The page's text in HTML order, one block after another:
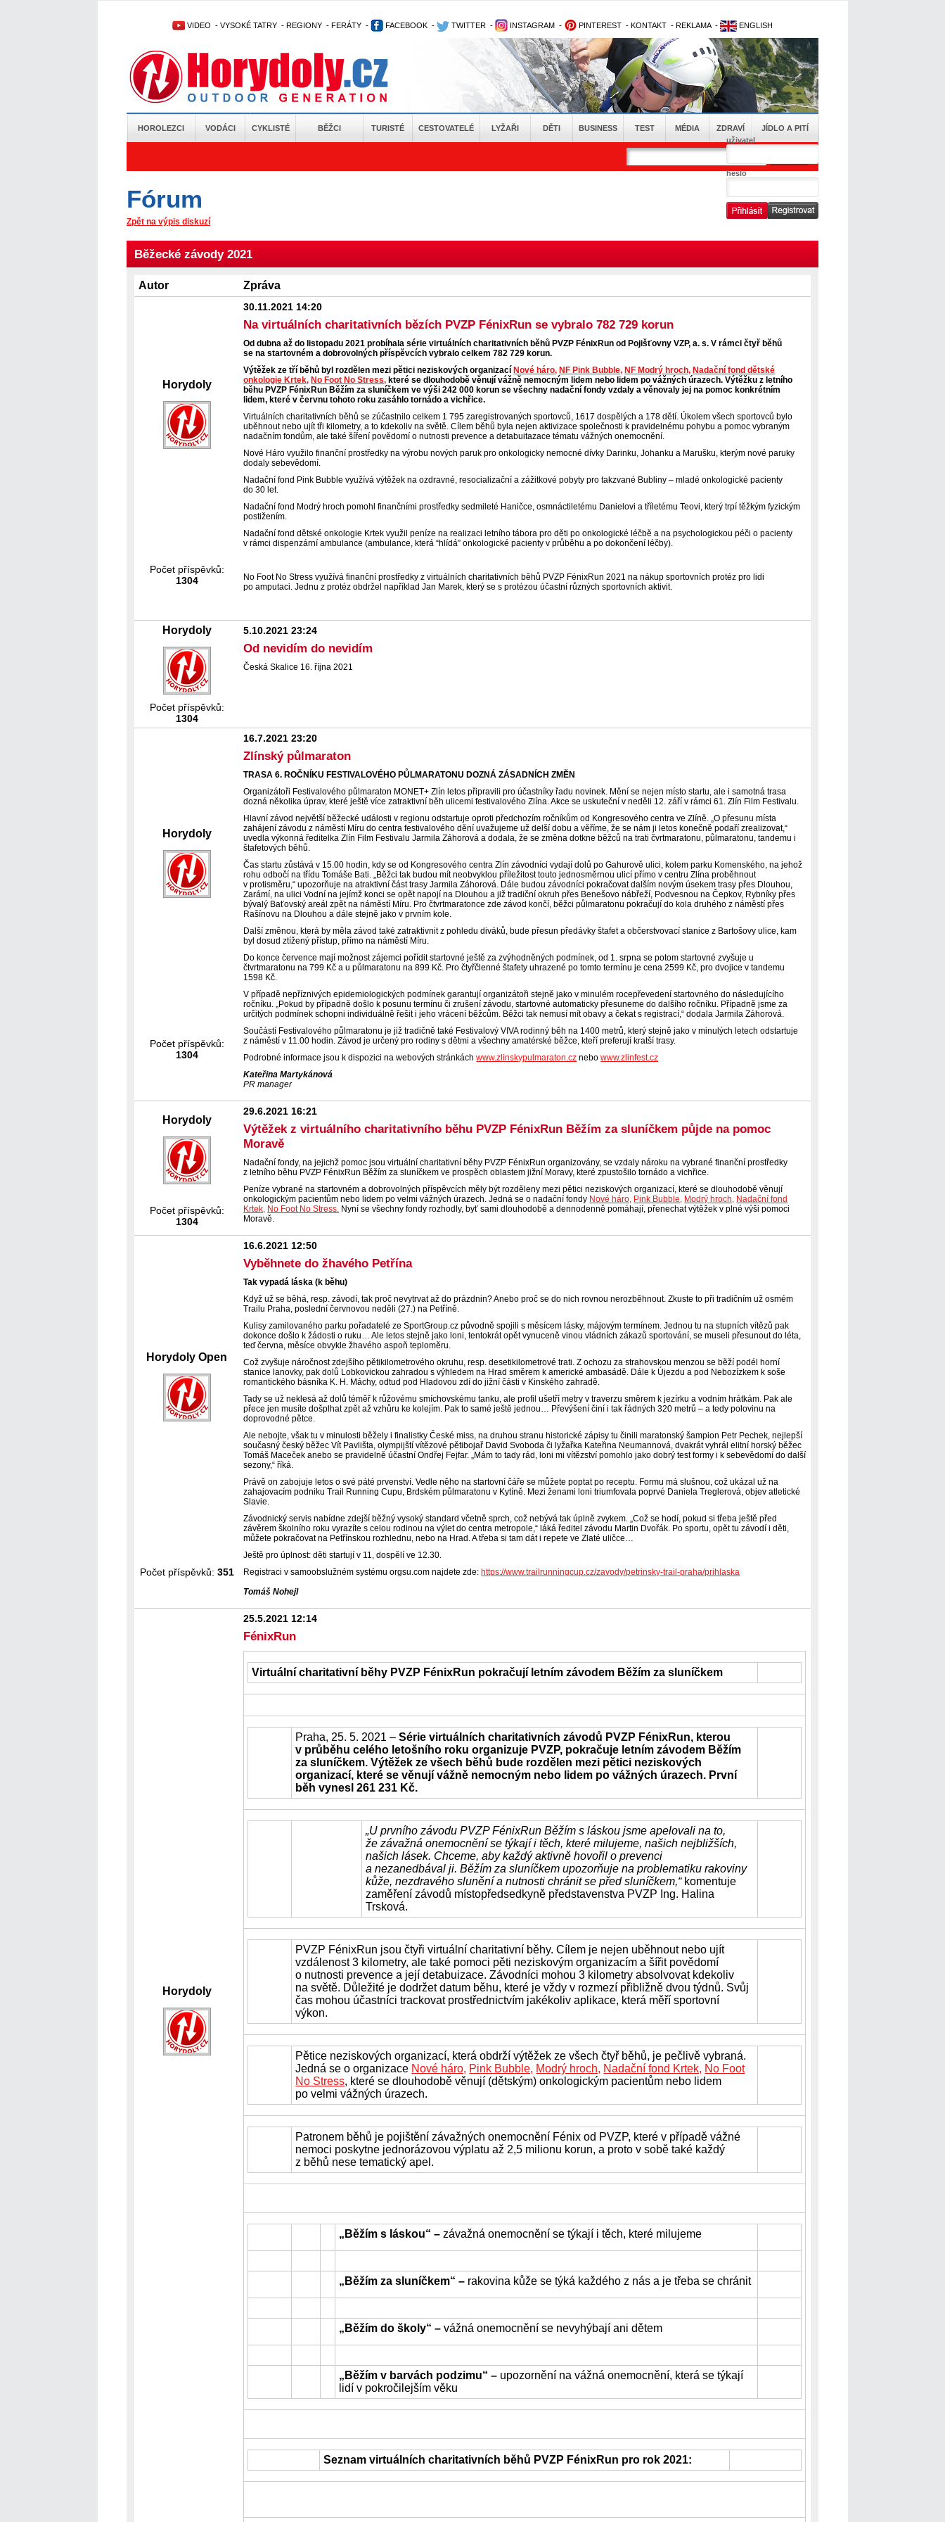
VIDEO - VYSOKÉ TATRY - REGIONY - FERÁTY - FACEBOOK - TWITTER - INSTAGRAM - PINTEREST - KONTAKT - REKLAMA - ENGLISH
HOROLEZCI VODÁCI CYKLISTÉ BĚŽCI TURISTÉ CESTOVATELÉ LYŽAŘI DĚTI BUSINESS TEST MÉDIA ZDRAVÍ
JÍDLO A PITÍ
uživatel
heslo
Fórum
Zpět na výpis diskuzí
Běžecké závody 2021
Autor Zpráva
Horydoly
30.11.2021 14:20
Na virtuálních charitativních bězích PVZP FénixRun se vybralo 782 729 korun
Od dubna až do listopadu 2021 probíhala série virtuálních charitativních běhů PVZP FénixRun od Pojišťovny VZP, a. s. V rámci čtyř běhů
se na startovném a dobrovolných příspěvcích vybralo celkem 782 729 korun.
Výtěžek ze tří běhů byl rozdělen mezi pětici neziskových organizacíNové háro, NF Pink Bubble, NF Modrý hroch, Nadační fond dětské
onkologie Krtek, No Foot No Stress, které se dlouhodobě věnují vážně nemocným lidem nebo lidem po vážných úrazech. Výtěžku z letního
běhu PVZP FénixRun Běžím za sluníčkem ve výši 242 000 korun se všechny nadační fondy vzdaly a věnovaly jej na pomoc konkrétním
lidem, které v červnu tohoto roku zasáhlo tornádo a vichřice.
Virtuálních charitativních běhů se zúčastnilo celkem 1 795 zaregistrovaných sportovců, 1617 dospělých a 178 dětí. Úkolem všech sportovců bylo
uběhnout nebo ujít tři kilometry, a to kdekoliv na světě. Cílem běhů byla nejen aktivizace společnosti k pravidelnému pohybu a pomoc vybraným
nadačním fondům, ale také šíření povědomí o nutnosti prevence a detabuitazace tématu vážných onemocnění.
Nové Háro využilo finanční prostředky na výrobu nových paruk pro onkologicky nemocné dívky Darinku, Johanku a Marušku, kterým nové paruky
dodaly sebevědomí.
Nadační fond Pink Bubble využívá výtěžek na ozdravné, resocializační a zážitkové pobyty pro takzvané Bubliny – mladé onkologické pacienty
do 30 let.
Nadační fond Modrý hroch pomohl finančními prostředky sedmileté Haničce, osmnáctiletému Danielovi a tříletému Teovi, který trpí těžkým fyzickým
postižením.
Nadační fond dětské onkologie Krtek využil peníze na realizaci letního tábora pro děti po onkologické léčbě a na psychologickou péči o pacienty
v rámci dispenzární ambulance (ambulance, která “hlídá” onkologické pacienty v průběhu a po dokončení léčby).
No Foot No Stress využívá finanční prostředky z virtuálních charitativních běhů PVZP FénixRun 2021 na nákup sportovních protéz pro lidi
po amputaci. Jednu z protéz obdržel například Jan Marek, který se s protézou účastní různých sportovních aktivit.
Počet příspěvků:
1304
Horydoly 5.10.2021 23:24
Od nevidím do nevidím
Česká Skalice 16. října 2021
Počet příspěvků:
1304
Horydoly
16.7.2021 23:20
Zlínský půlmaraton
TRASA 6. ROČNÍKU FESTIVALOVÉHO PŮLMARATONU DOZNÁ ZÁSADNÍCH ZMĚN
Organizátoři Festivalového půlmaraton MONET+ Zlín letos připravili pro účastníky řadu novinek. Mění se nejen místo startu, ale i samotná trasa
dozná několika úprav, které ještě více zatraktivní běh ulicemi festivalového Zlína. Akce se uskuteční v neděli 12. září v rámci 61. Zlín Film Festivalu.
Hlavní závod největší běžecké události v regionu odstartuje oproti předchozím ročníkům od Kongresového centra ve Zlíně. „O přesunu místa
zahájení závodu z náměstí Míru do centra festivalového dění uvažujeme už delší dobu a věříme, že se nám ji letos konečně podaří zrealizovat,“
uvedla výkonná ředitelka Zlín Film Festivalu Jarmila Záhorová a dodala, že se změna dotkne běžců na trati čvrtmaratonu, půlmaratonu, tandemu i
štafetových běhů.
Čas startu zůstává v 15.00 hodin, kdy se od Kongresového centra Zlín závodníci vydají dolů po Gahurově ulici, kolem parku Komenského, na jehož
rohu odbočí na třídu Tomáše Bati. „Běžci tak budou mít neobvyklou příležitost touto jednosměrnou ulicí přímo v centru Zlína proběhnout
v protisměru,“ upozorňuje na atraktivní část trasy Jarmila Záhorová. Dále budou závodníci pokračovat dalším novým úsekem trasy přes Dlouhou,
Zarámí, na ulici Vodní na jejímž konci se opět napojí na Dlouhou a již tradiční okruh přes Benešovo nábřeží, Podvesnou na Čepkov, Rybníky přes
bývalý Baťovský areál zpět na náměstí Míru. Pro čtvrtmaratonce zde závod končí, běžci půlmaratonu pokračují do kola druhého z náměstí přes
Rašínovu na Dlouhou a dále stejně jako v prvním kole.
Další změnou, která by měla závod také zatraktivnit z pohledu diváků, bude přesun předávky štafet a občerstvovací stanice z Bartošovy ulice, kam
byl dosud ztížený přístup, přímo na náměstí Míru.
Do konce července mají možnost zájemci pořídit startovné ještě za zvýhodněných podmínek, od 1. srpna se potom startovné zvyšuje u
čtvrtmaratonu na 799 Kč a u půlmaratonu na 899 Kč. Pro čtyřčlenné štafety uhrazené po tomto termínu je cena 2599 Kč, pro dvojice v tandemu
1598 Kč.
V případě nepříznivých epidemiologických podmínek garantují organizátoři stejně jako v minulém rocepřevedení startovného do následujícího
ročníku. „Pokud by případně došlo k posunu termínu či zrušení závodu, startovné automaticky přesuneme do dalšího ročníku. Případně jsme za
určitých podmínek schopni individuálně řešit i jeho vrácení běžcům. Běžci tak nemusí mít obavy a čekat s registrací,“ dodala Jarmila Záhorová.
Součástí Festivalového půlmaratonu je již tradičně také Festivalový VIVA rodinný běh na 1400 metrů, který stejně jako v minulých letech odstartuje
z náměstí v 11.00 hodin. Závod je určený pro rodiny s dětmi a všechny amatérské běžce, kteří preferují kratší trasy.
Podrobné informace jsou k dispozici na webových stránkáchwww.zlinskypulmaraton.cz nebowww.zlinfest.cz
Kateřina Martykánová
PR manager
Počet příspěvků:
1304
Horydoly
29.6.2021 16:21
Výtěžek z virtuálního charitativního běhu PVZP FénixRun Běžím za sluníčkem půjde na pomoc
Moravě
Nadační fondy, na jejichž pomoc jsou virtuální charitativní běhy PVZP FénixRun organizovány, se vzdaly nároku na vybrané finanční prostředky
z letního běhu PVZP FénixRun Běžím za sluníčkem ve prospěch oblastem jižní Moravy, které zpustošilo tornádo a vichřice.
Peníze vybrané na startovném a dobrovolných příspěvcích měly být rozděleny mezi pětici neziskových organizací, které se dlouhodobě věnují
onkologickým pacientům nebo lidem po velmi vážných úrazech. Jedná se o nadační fondy Nové háro, Pink Bubble, Modrý hroch, Nadační fond
Krtek, No Foot No Stress. Nyní se všechny fondy rozhodly, byť sami dlouhodobě a dennodenně pomáhají, přenechat výtěžek v plné výši pomoci
Moravě.
Počet příspěvků:
1304
Horydoly Open
16.6.2021 12:50
Vyběhnete do žhavého Petřína
Tak vypadá láska (k běhu)
Když už se běhá, resp. závodí, tak proč nevytrvat až do prázdnin? Anebo proč se do nich rovnou nerozběhnout. Zkuste to při tradičním už osmém
Trailu Praha, poslední červnovou neděli (27.) na Petříně.
Kulisy zamilovaného parku pořadatelé ze SportGroup.cz původně spojili s měsícem lásky, májovým termínem. Jednou tu na stupních vítězů pak
dokonce došlo k žádosti o ruku… Ale letos stejně jako loni, tentokrát opět vynuceně vinou vládních zákazů sportování, se museli přesunout do léta,
teď června, měsíce obvykle žhavého aspoň teploměru.
Což zvyšuje náročnost zdejšího pětikilometrového okruhu, resp. desetikilometrové trati. Z ochozu za strahovskou menzou se běží podél horní
stanice lanovky, pak dolů Lobkovickou zahradou s výhledem na Hrad směrem k americké ambasádě. Dále k Újezdu a pod Nebozízkem k soše
romantického básníka K. H. Máchy, odtud pod Hladovou zdí do jižní části v Kinského zahradě.
Tady se už neklesá až dolů téměř k růžovému smíchovskému tanku, ale profil ušetří metry v traverzu směrem k jezírku a vodním hrátkám. Pak ale
přece jen musíte došplhat zpět až vzhůru ke kolejím. Pak to samé ještě jednou… Převýšení činí i tak řádných 320 metrů – a tedy polovinu na
doprovodné pětce.
Ale nebojte, však tu v minulosti běžely i finalistky České miss, na druhou stranu historické zápisy tu činili maratonský šampion Petr Pechek, nejlepší
současný český běžec Vít Pavlišta, olympijští vítězové pětibojař David Svoboda či lyžařka Kateřina Neumannová, dvakrát vyhrál elitní horský běžec
Tomáš Maceček anebo se pravidelně účastní Ondřej Fejfar. „Mám to tady rád, loni mi vítězství pomohlo jako dobrý test formy i k sebevědomí do další
sezony,“ říká.
Právě on zabojuje letos o své páté prvenství. Vedle něho na startovní čáře se můžete poptat po receptu. Formu má slušnou, což ukázal už na
zahajovacím podniku Trail Running Cupu, Brdském půlmaratonu v Kytíně. Mezi ženami loni triumfovala poprvé Daniela Treglerová, objev atletické
Slavie.
Závodnický servis nabídne zdejší běžný vysoký standard včetně sprch, což nebývá tak úplně zvykem. „Což se hodí, pokud si třeba ještě před
závěrem školního roku vyrazíte s celou rodinou na výlet do centra metropole,“ láká ředitel závodu Martin Dvořák. Po sportu, opět tu závodí i děti,
můžete pokračovat na Petřínskou rozhlednu, nebo na Hrad. A třeba si tam dát i repete ve Zlaté uličce…
Ještě pro úplnost: děti startují v 11, dospělí ve 12.30.
Registraci v samoobslužném systému orgsu.com najdete zde:https://www.trailrunningcup.cz/zavody/petrinsky-trail-praha/prihlaska
Tomáš Nohejl
Počet příspěvků: 351
Horydoly
25.5.2021 12:14
FénixRun
Virtuální charitativní běhy PVZP FénixRun pokračují letním závodem Běžím za sluníčkem
Praha, 25. 5. 2021 –Série virtuálních charitativních závodů PVZP FénixRun, kterou
v průběhu celého letošního roku organizuje PVZP, pokračuje letním závodem Běžím
za sluníčkem. Výtěžek ze všech běhů bude rozdělen mezi pětici neziskových
organizací, které se věnují vážně nemocným nebo lidem po vážných úrazech. První
běh vynesl 261 231 Kč.
„U prvního závodu PVZP FénixRun Běžím s láskou jsme apelovali na to,
že závažná onemocnění se týkají i těch, které milujeme, našich nejbližších,
našich lásek. Chceme, aby každý aktivně hovořil o prevenci
a nezanedbával ji. Běžím za sluníčkem upozorňuje na problematiku rakoviny
kůže, nezdravého slunění a nutnosti chránit se před sluníčkem,“ komentuje
zaměření závodů místopředsedkyně představenstva PVZP Ing. Halina
Trsková.
PVZP FénixRun jsou čtyři virtuální charitativní běhy. Cílem je nejen uběhnout nebo ujít
vzdálenost 3 kilometry, ale také pomoci pěti neziskovým organizacím a šířit povědomí
o nutnosti prevence a její detabuizace. Závodníci mohou 3 kilometry absolvovat kdekoliv
na světě. Důležité je dodržet datum běhu, které je vždy v rozmezí přibližně dvou týdnů. Svůj
čas mohou účastníci trackovat prostřednictvím jakékoliv aplikace, která měří sportovní
výkon.
Pětice neziskových organizací, která obdrží výtěžek ze všech čtyř běhů, je pečlivě vybraná.
Jedná se o organizace Nové háro, Pink Bubble, Modrý hroch, Nadační fond Krtek, No Foot
No Stress, které se dlouhodobě věnují (dětským) onkologickým pacientům nebo lidem
po velmi vážných úrazech.
Patronem běhů je pojištění závažných onemocnění Fénix od PVZP, které v případě vážné
nemoci poskytne jednorázovou výplatu až 2,5 milionu korun, a proto v sobě také každý
z běhů nese tematický apel.
„Běžím s láskou“ – závažná onemocnění se týkají i těch, které milujeme
„Běžím za sluníčkem“ – rakovina kůže se týká každého z nás a je třeba se chránit
„Běžím do školy“ – vážná onemocnění se nevyhýbají ani dětem
„Běžím v barvách podzimu“ – upozornění na vážná onemocnění, která se týkají
lidí v pokročilejším věku
Seznam virtuálních charitativních běhů PVZP FénixRun pro rok 2021: